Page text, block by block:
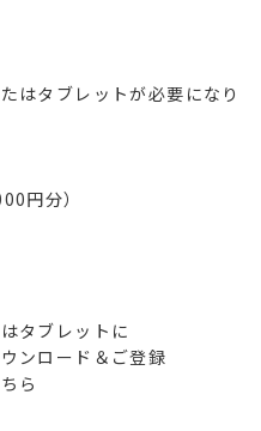
はタブレットが必要になり
円分）
タブレットに
ンロード＆ご登録
ら